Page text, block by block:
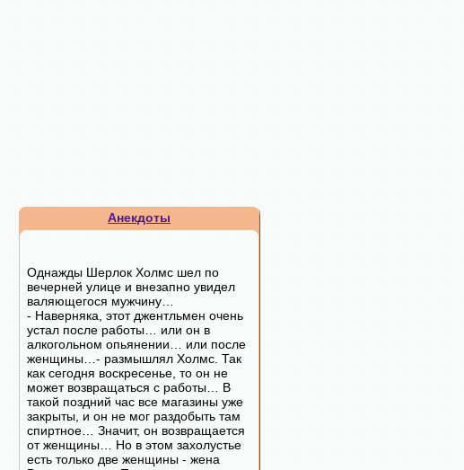
Анекдоты
Однажды Шерлок Холмс шел по
вечерней улице и внезапно увидел
валяющегося мужчину…
- Наверняка, этот джентльмен очень
устал после работы… или он в
алкогольном опьянении… или после
женщины…- размышлял Холмс. Так
как сегодня воскресенье, то он не
может возвращаться с работы… В
такой поздний час все магазины уже
закрыты, и он не мог раздобыть там
спиртное… Значит, он возвращается
от женщины… Но в этом захолустье
есть только две женщины - жена